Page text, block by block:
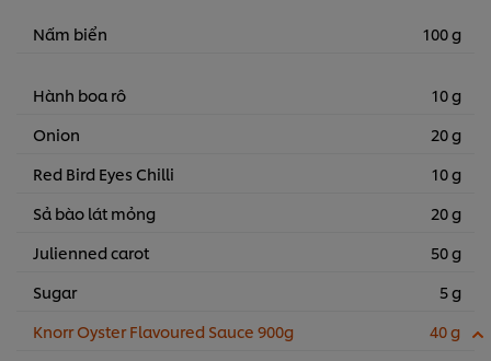
Nấm biển 100 g
Hành boa rô
10 g
Onion
20 g
Red Bird Eyes Chilli
10 g
Sả bào lát mỏng
20 g
Julienned carot
50 g
Sugar
5 g
Knorr Oyster Flavoured Sauce 900g
40 g